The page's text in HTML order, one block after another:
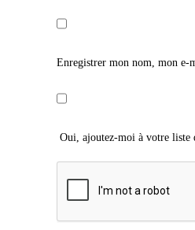
Enregistrer mon nom, mon e-
Oui, ajoutez-moi à votre liste